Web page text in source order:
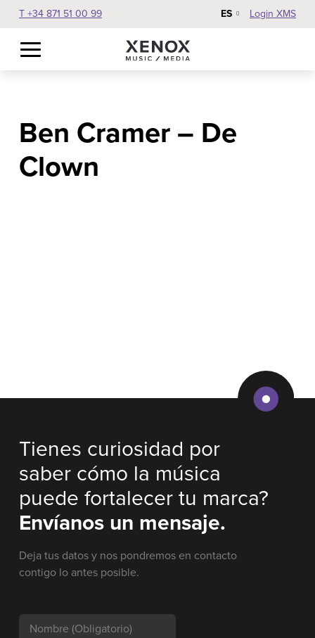
T +34 871 51 00 99 ES Login XMS
Ben Cramer – De
Clown
Tienes curiosidad por
saber cómo la música
puede fortalecer tu marca?
Envíanos un mensaje.
Deja tus datos y nos pondremos en contacto
contigo lo antes posible.
Nombre (Obligatorio)